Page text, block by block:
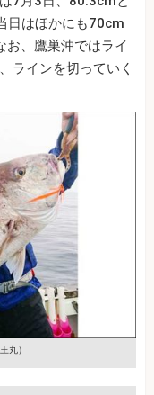
日はほかにも70cm
お、鷹巣沖ではライ
ラインを切っていく
丸）